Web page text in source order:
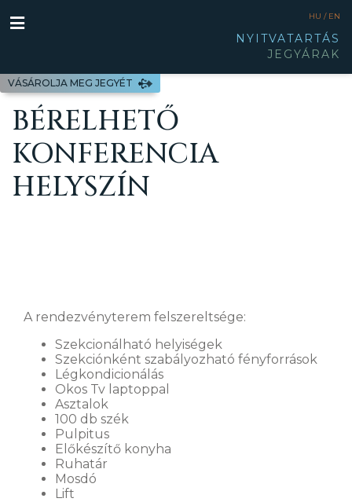
VÁSÁROLJA MEG JEGYÉT
HU / EN
NYITVATARTÁS
JEGYÁRAK
BÉRELHETŐ
KONFERENCIA
HELYSZÍN
A rendezvényterem felszereltsége:
Szekcionálható helyiségek
Szekciónként szabályozható fényforrások
Légkondicionálás
Okos Tv laptoppal
Asztalok
100 db szék
Pulpitus
Előkészítő konyha
Ruhatár
Mosdó
Lift